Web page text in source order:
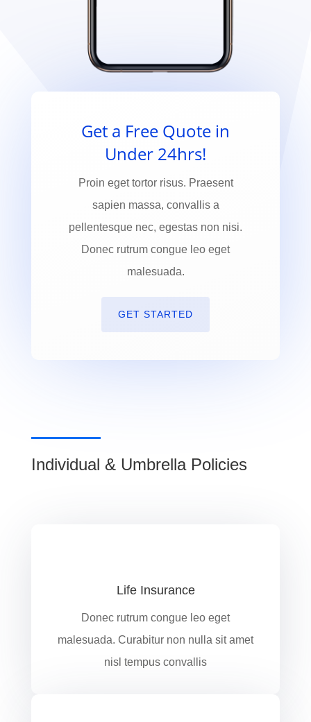
Get a Free Quote in
Under 24hrs!
Proin eget tortor risus. Praesent
sapien massa, convallis a
pellentesque nec, egestas non nisi.
Donec rutrum congue leo eget
malesuada.
GET STARTED
Individual & Umbrella Policies
Life Insurance
Donec rutrum congue leo eget
malesuada. Curabitur non nulla sit amet
nisl tempus convallis